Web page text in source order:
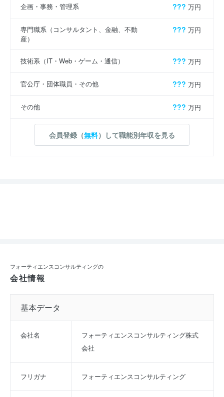
企画・事務・管理系 ??? 万円
専門職系（コンサルタント、金融、不動
産）
??? 万円
技術系（IT・Web・ゲーム・通信） ??? 万円
官公庁・団体職員・その他 ??? 万円
その他 ??? 万円
会員登録（無料）して職能別年収を見る
フォーティエンスコンサルティングの
会社情報
基本データ
会社名
フォーティエンスコンサルティング株式
会社
フリガナ フォーティエンスコンサルティング